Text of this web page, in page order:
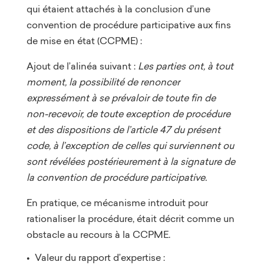
qui étaient attachés à la conclusion d’une
convention de procédure participative aux fins
de mise en état (CCPME) :
Ajout de l’alinéa suivant : Les parties ont, à tout
moment, la possibilité de renoncer
expressément à se prévaloir de toute fin de
non-recevoir, de toute exception de procédure
et des dispositions de l’article 47 du présent
code, à l’exception de celles qui surviennent ou
sont révélées postérieurement à la signature de
la convention de procédure participative.
En pratique, ce mécanisme introduit pour
rationaliser la procédure, était décrit comme un
obstacle au recours à la CCPME.
• Valeur du rapport d’expertise :